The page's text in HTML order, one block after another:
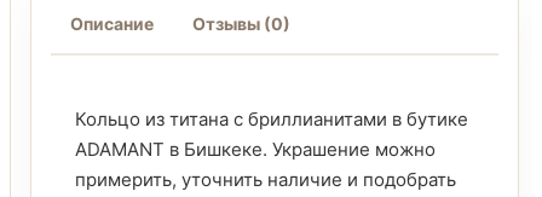
Описание Отзывы (0)
Кольцо из титана с бриллианитами в бутике
ADAMANT в Бишкеке. Украшение можно
примерить, уточнить наличие и подобрать